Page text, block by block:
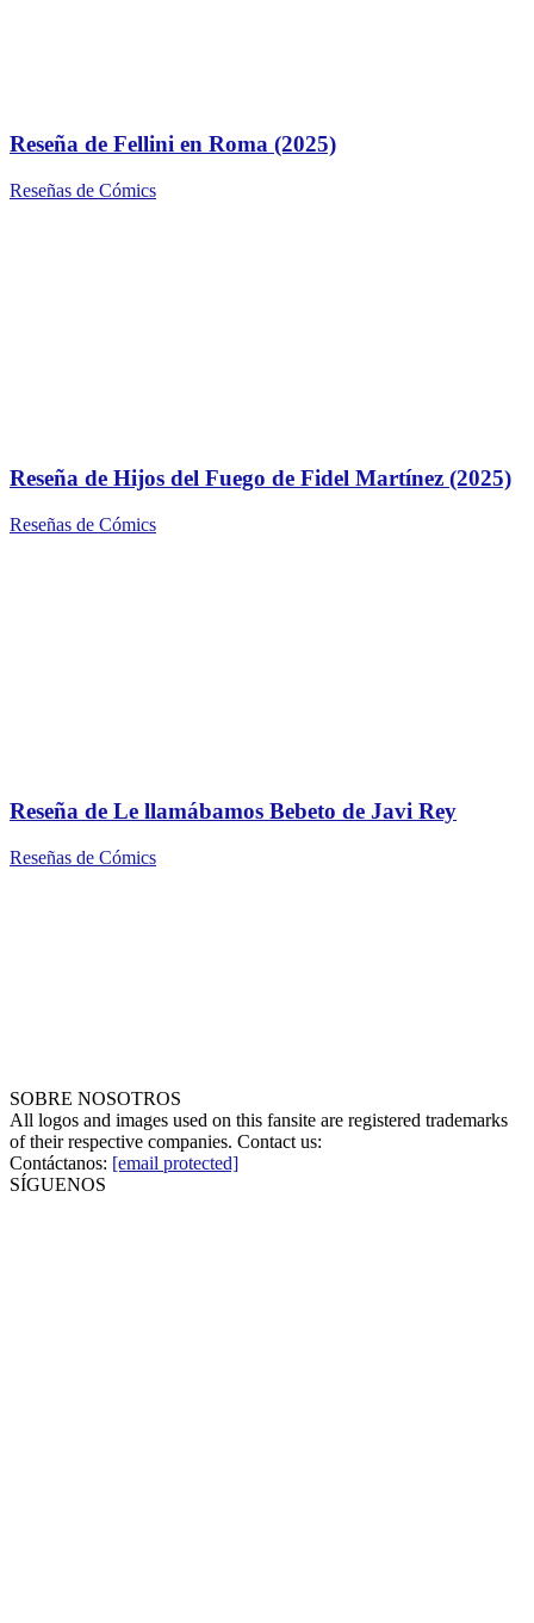
Reseña de Fellini en Roma (2025)
Reseñas de Cómics
Reseña de Hijos del Fuego de Fidel Martínez (2025)
Reseñas de Cómics
Reseña de Le llamábamos Bebeto de Javi Rey
Reseñas de Cómics
SOBRE NOSOTROS
All logos and images used on this fansite are registered trademarks
of their respective companies. Contact us:
Contáctanos: [email protected]
SÍGUENOS